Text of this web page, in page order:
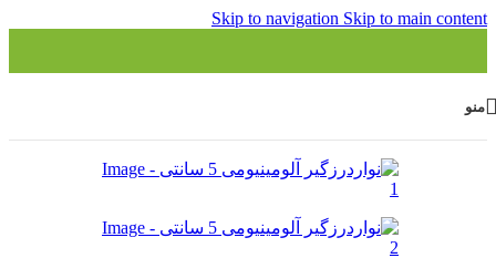
Skip to navigation Skip to main content
منو